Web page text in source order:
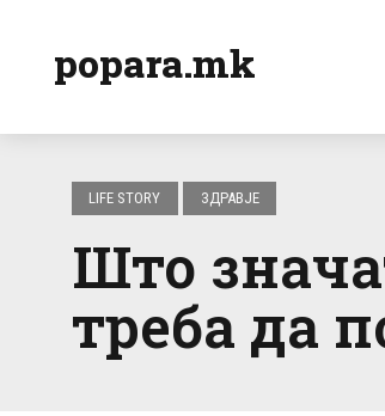
popara.mk
LIFE STORY ЗДРАВЈЕ
Што
треба да